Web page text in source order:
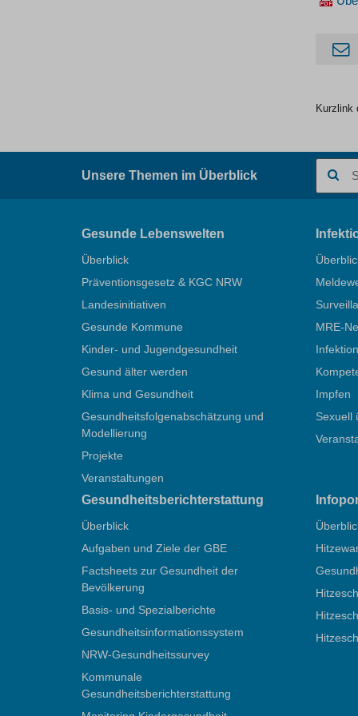
Kurzlink
Unsere Themen im Überblick
Gesunde Lebenswelten
Überblick
Präventionsgesetz & KGC NRW
Landesinitiativen
Gesunde Kommune
Kinder- und Jugendgesundheit
Gesund älter werden
Klima und Gesundheit
Gesundheitsfolgenabschätzung und
Modellierung
Projekte
Veranstaltungen
MRE-
Impfen
Sexuell
Gesundheitsberichterstattung
Überblick
Aufgaben und Ziele der GBE
Factsheets zur Gesundheit der
Bevölkerung
Basis- und Spezialberichte
Gesundheitsinformationssystem
NRW-Gesundheitssurvey
Kommunale
Gesundheitsberichterstattung